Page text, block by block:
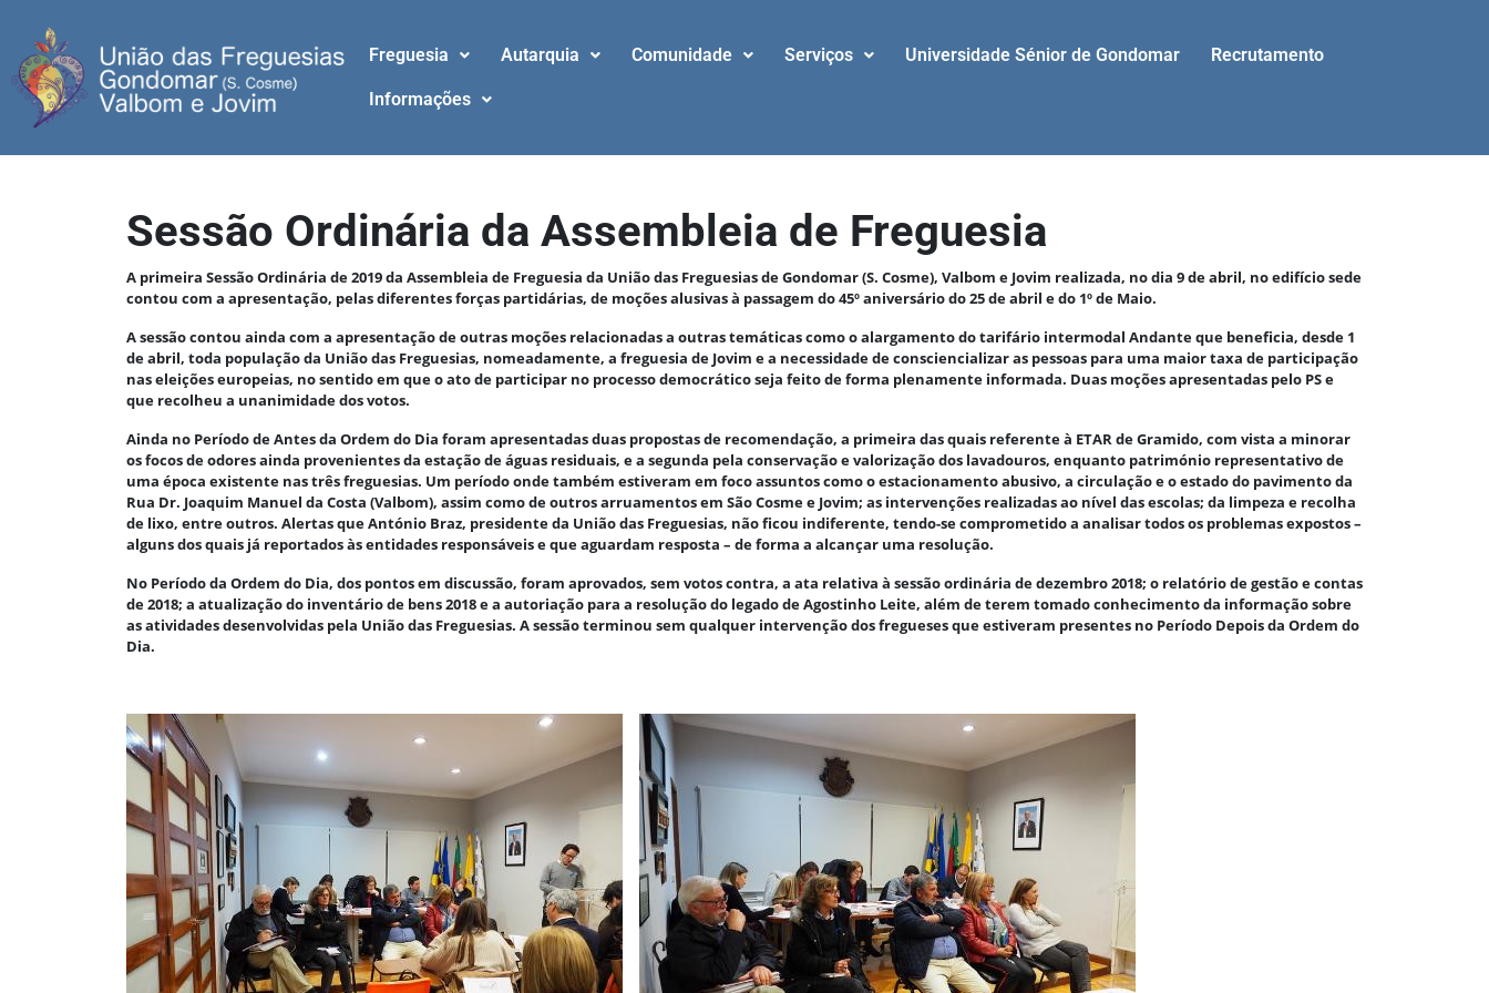
Freguesia Autarquia Comunidade Serviços Universidade Sénior de Gondomar Recrutamento
Informações
Sessão Ordinária da Assembleia de Freguesia
A primeira Sessão Ordinária de 2019 da Assembleia de Freguesia da União das Freguesias de Gondomar (S. Cosme), Valbom e Jovim realizada, no dia 9 de abril, no edifício sede
contou com a apresentação, pelas diferentes forças partidárias, de moções alusivas à passagem do 45º aniversário do 25 de abril e do 1º de Maio.
A sessão contou ainda com a apresentação de outras moções relacionadas a outras temáticas como o alargamento do tarifário intermodal Andante que beneficia, desde 1
de abril, toda população da União das Freguesias, nomeadamente, a freguesia de Jovim e a necessidade de consciencializar as pessoas para uma maior taxa de participação
nas eleições europeias, no sentido em que o ato de participar no processo democrático seja feito de forma plenamente informada. Duas moções apresentadas pelo PS e
que recolheu a unanimidade dos votos.
Ainda no Período de Antes da Ordem do Dia foram apresentadas duas propostas de recomendação, a primeira das quais referente à ETAR de Gramido, com vista a minorar
os focos de odores ainda provenientes da estação de águas residuais, e a segunda pela conservação e valorização dos lavadouros, enquanto património representativo de
uma época existente nas três freguesias. Um período onde também estiveram em foco assuntos como o estacionamento abusivo, a circulação e o estado do pavimento da
Rua Dr. Joaquim Manuel da Costa (Valbom), assim como de outros arruamentos em São Cosme e Jovim; as intervenções realizadas ao nível das escolas; da limpeza e recolha
de lixo, entre outros. Alertas que António Braz, presidente da União das Freguesias, não ficou indiferente, tendo-se comprometido a analisar todos os problemas expostos –
alguns dos quais já reportados às entidades responsáveis e que aguardam resposta – de forma a alcançar uma resolução.
No Período da Ordem do Dia, dos pontos em discussão, foram aprovados, sem votos contra, a ata relativa à sessão ordinária de dezembro 2018; o relatório de gestão e contas
de 2018; a atualização do inventário de bens 2018 e a autoriação para a resolução do legado de Agostinho Leite, além de terem tomado conhecimento da informação sobre
as atividades desenvolvidas pela União das Freguesias. A sessão terminou sem qualquer intervenção dos fregueses que estiveram presentes no Período Depois da Ordem do
Dia.